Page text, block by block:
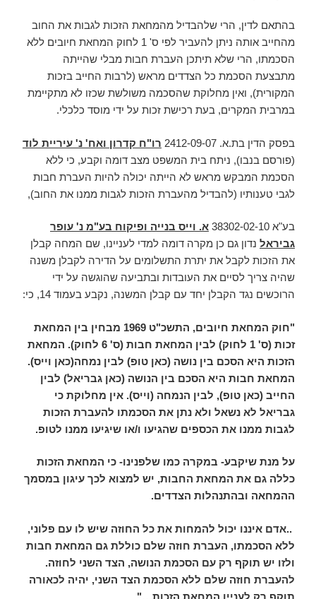
בהתאם לדין, הרי שלהבדיל מהמחאת הזכות לגבות את החוב
מהחייב אותה ניתן להעביר לפי ס' 1 לחוק המחאת חיובים ללא
הסכמתו, הרי שלא תיתכן העברת חבות מבלי שהייתה
מתבצעת הסכמת כל הצדדים מראש (לרבות החייב בזכות
המקורית), ואין מחלוקת שהסכמה משולשת שכזו לא מתקיימת
במרבית המקרים, בעת רכישת זכות על ידי מוסד כלכלי.
בפסק הדין בת.א. 2412-09-07
רו"ח קדרון ואח' נ' עיריית לוד
(פורסם בנבו), ניתח בית המשפט מצב דומה וקבע, כי ללא
הסכמת המבקש מראש לא הייתה יכולה להיות העברת חבות
לגבי טענותיו (להבדיל מהעברת הזכות לגבות ממנו את החוב),
בע"א 38302-02-10
א. וייס בנייה ופיקוח בע"מ נ' עופר
גביראל נדון גם כן מקרה דומה למדי לעניינו, שם המחה קבלן
את הזכות לקבל את יתרת התשלומים על הדירה לקבלן משנה
שהיה צריך לסיים את העובדות ובתביעה שהוגשה על ידי
הרוכשים נגד הקבלן יחד עם קבלן המשנה, נקבע בעמוד 14, כי:
"חוק המחאת חיובים, התשכ"ט 1969 מבחין בין המחאת
זכות (ס' 1 לחוק) לבין המחאת חבות (ס' 6 לחוק). המחאת
הזכות היא הסכם בין נושה (כאן טופ) לבין נמחה(כאן וייס).
המחאת חבות היא הסכם בין הנושה (כאן גבריאל) לבין
החייב (כאן טופ), לבין הנמחה (וייס). אין מחלוקת כי
גבריאל לא נשאל ולא נתן את הסכמתו להעברת הזכות
לגבות ממנו את הכספים שהגיעו ו/או שיגיעו ממנו לטופ.
על מנת שיקבע- במקרה כמו שלפנינו- כי המחאת הזכות
כללה גם את המחאת החבות, יש למצוא לכך עיגון במסמך
ההמחאה ובהתנהלות הצדדים.
..אדם איננו יכול להמחות את כל החוזה שיש לו עם פלוני,
ללא הסכמתו, העברת חוזה שלם כוללת גם המחאת חבות
ולזו יש תוקף רק עם הסכמת הנושה, הצד השני לחוזה.
להעברת חוזה שלם ללא הסכמת הצד השני, יהיה לכאורה
תוקף רק לעניין המחאת הזכות…"